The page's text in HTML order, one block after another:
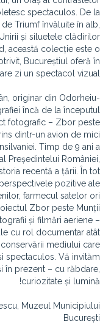
spectaculos. De la
Triumf învăluite în alb,
și siluetele clădirilor
această colecție este o
Bucureștiul oferă în
zi un spectacol vizual.
originar din Odorheiu-
încă de la începutul
fotografic – Zbor peste
dintr-un avion de mici
Timp de 9 ani a
Președintelui României,
recentă a țării. În tot
pozitive ale
farmecul satelor ori
Zbor peste Munții
și filmări aeriene –
cu rol documentar atât
mediului care
spectaculos. Vă invităm
în prezent – cu răbdare,
curiozitate și lumină!
Muzeul Municipiului
București